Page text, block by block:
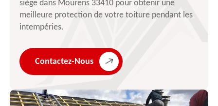
siège dans Mourens 33410 pour obtenir une
meilleure protection de votre toiture pendant les
intempéries.
Contactez-Nous